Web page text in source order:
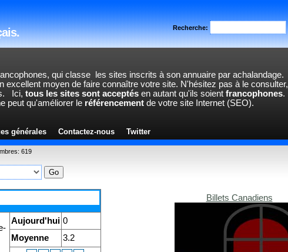
Recherche:
qui classe les sites inscrits à son annuaire par achalandage.
excellent moyen de faire connaître votre site. N'hésitez pas à le consulter,
Ici, tous les sites sont acceptés en autant qu'ils soient francophones.
peut qu'améliorer le référencement de votre site Internet (SEO).
générales Contactez-nous Twitter
Billets Canadiens
619
Aujourd'hui 0
Moyenne
3.2